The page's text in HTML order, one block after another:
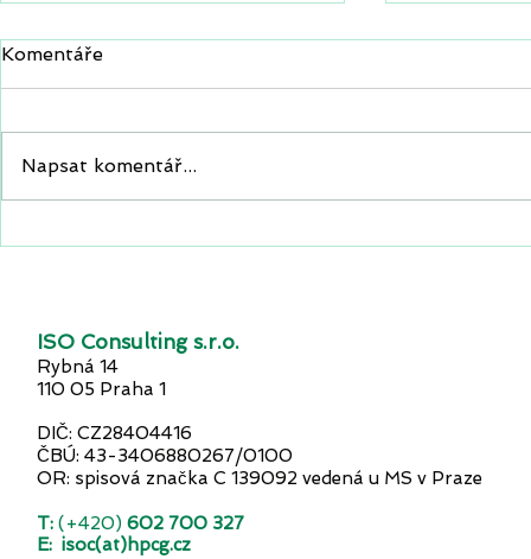
Komentáře
Napsat komentář...
ISO Consulting s.r.o.
Rybná 14
110 05 Praha 1
DIČ: CZ28404416
ČBÚ: 43-3406880267/0100
OR: spisová značka C 139092 vedená u MS v Praze
T: (+420) 602 700 327
E: isoc(at)hpcg.cz